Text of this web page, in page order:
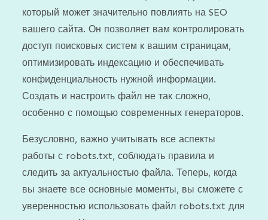
который может значительно повлиять на SEO
вашего сайта. Он позволяет вам контролировать
доступ поисковых систем к вашим страницам,
оптимизировать индексацию и обеспечивать
конфиденциальность нужной информации.
Создать и настроить файл не так сложно,
особенно с помощью современных генераторов.
Безусловно, важно учитывать все аспекты
работы с robots.txt, соблюдать правила и
следить за актуальностью файла. Теперь, когда
вы знаете все основные моменты, вы сможете с
уверенностью использовать файл robots.txt для